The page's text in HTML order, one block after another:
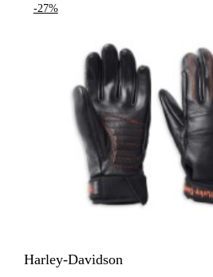
-27%
Harley-Davidson